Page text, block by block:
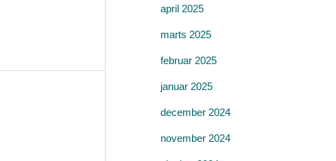
april 2025
marts 2025
februar 2025
januar 2025
december 2024
november 2024